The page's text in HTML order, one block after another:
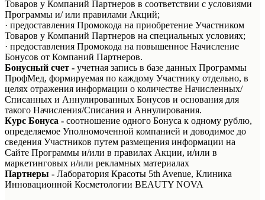
Товаров у Компаний Партнеров в соответствии с условиями
Программы и/ или правилами Акций;
· предоставления Промокода на приобретение Участником
Товаров у Компаний Партнеров на специальных условиях;
· предоставления Промокода на повышенное Начисление
Бонусов от Компаний Партнеров.
Бонусный счет - учетная запись в базе данных Программы
ПрофМед, формируемая по каждому Участнику отдельно, в
целях отражения информации о количестве Начисленных/
Списанных и Аннулированных Бонусов и основания для
такого Начисления/Списания и Аннулирования.
Курс Бонуса - соотношение одного Бонуса к одному рублю,
определяемое Уполномоченной компанией и доводимое до
сведения Участников путем размещения информации на
Сайте Программы и/или в правилах Акции, и/или в
маркетинговых и/или рекламных материалах
Партнеры - Лаборатория Красоты 5th Avenue, Клиника
Инновационной Косметологии BEAUTY NOVA